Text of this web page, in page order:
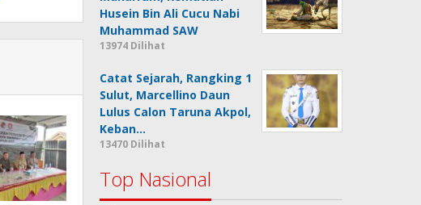
Husein Bin Ali Cucu Nabi
Muhammad SAW
13974 Dilihat
Catat Sejarah, Rangking 1
Sulut, Marcellino Daun
Lulus Calon Taruna Akpol,
Keban…
13470 Dilihat
Top Nasional